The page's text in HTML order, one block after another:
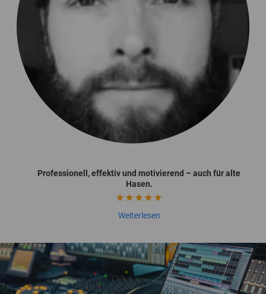
Das Kursmaterial ist gut und kann auch danach immer
wieder online benutzt werden.
★★★★★
Weiterlesen